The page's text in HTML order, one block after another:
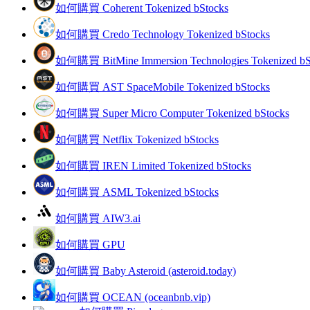
合約指南
合約功能使用指南
交易策略
學習如何保持盈利
如何購買 Coherent Tokenized bStocks
如何購買 Credo Technology Tokenized bStocks
如何購買 BitMine Immersion Technologies Tokenized
如何購買 AST SpaceMobile Tokenized bStocks
如何購買 Super Micro Computer Tokenized bStocks
如何購買 Netflix Tokenized bStocks
如何購買 IREN Limited Tokenized bStocks
如何購買 ASML Tokenized bStocks
如何購買 AIW3.ai
如何購買 GPU
如何購買 Baby Asteroid (asteroid.today)
如何購買 OCEAN (oceanbnb.vip)